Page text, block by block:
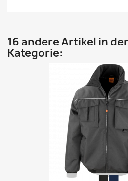
16 andere Artikel in
Kategorie: